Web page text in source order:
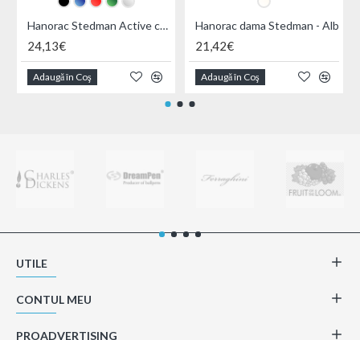
Hanorac Stedman Active cu gluga
24,13€
Adaugă în Coş
Hanorac dama Stedman - Alb
21,42€
Adaugă în Coş
UTILE
CONTUL MEU
PROADVERTISING